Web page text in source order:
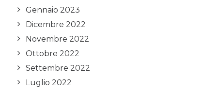
Gennaio 2023
Dicembre 2022
Novembre 2022
Ottobre 2022
Settembre 2022
Luglio 2022